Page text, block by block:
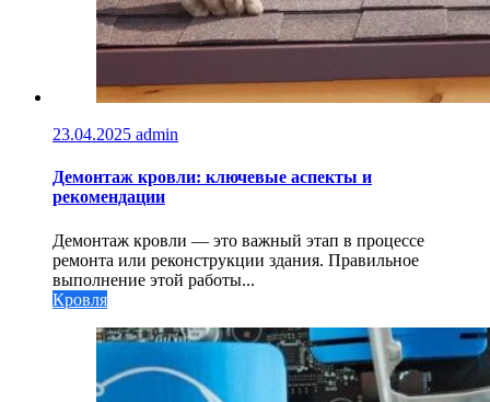
23.04.2025 admin
Демонтаж кровли: ключевые аспекты и
рекомендации
Демонтаж кровли — это важный этап в процессе
ремонта или реконструкции здания. Правильное
выполнение этой работы...
Кровля